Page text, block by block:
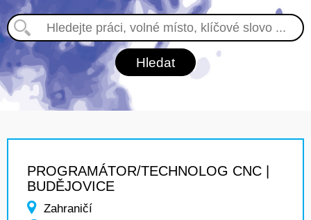
PROGRAMÁTOR/TECHNOLOG CNC |
BUDĚJOVICE
Zahraničí